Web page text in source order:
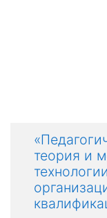
теория и